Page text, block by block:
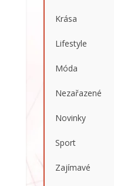
Krása
Lifestyle
Móda
Nezařazené
Novinky
Sport
Zajímavé